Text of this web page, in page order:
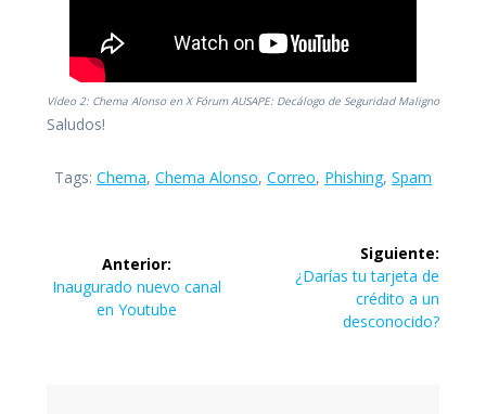
Vídeo 2: Chema Alonso en X Fórum AUSAPE: Decálogo de Seguridad Maligno
Saludos!
Tags: Chema, Chema Alonso, Correo, Phishing, Spam
de
entradas
Anterior:
Entrada
anterior:
Inaugurado nuevo canal
en Youtube
Siguiente:
Siguiente
¿Darías tu tarjeta de
crédito a un
desconocido?